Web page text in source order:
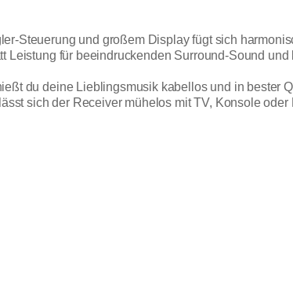
Steuerung und großem Display fügt sich
Leistung für beeindruckenden Surround-Sound
du deine Lieblingsmusik kabellos und in bester
sich der Receiver mühelos mit TV, Konsole